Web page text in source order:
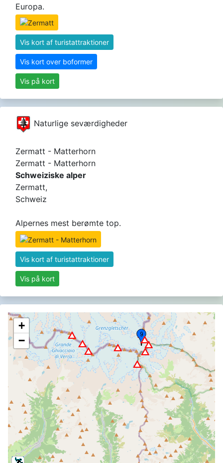
Europa.
Vis kort af turistattraktioner
Vis kort over boformer
Vis på kort
Naturlige seværdigheder
Zermatt - Matterhorn
Zermatt - Matterhorn
Schweiziske alper
Zermatt,
Schweiz
Alpernes mest berømte top.
Vis kort af turistattraktioner
Vis på kort
+
−